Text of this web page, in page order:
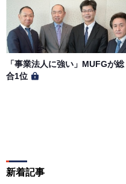
「事業法人に強い」MUFGが総
合1位
新着記事